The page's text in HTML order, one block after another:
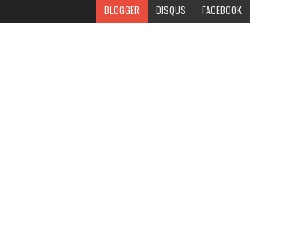
BLOGGER DISQUS FACEBOOK